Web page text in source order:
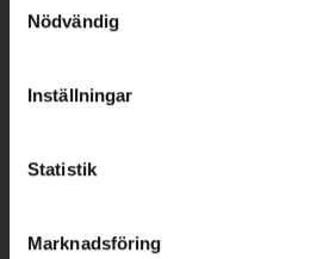
Nödvändig
Inställningar
Statistik
Marknadsföring
Reklamation